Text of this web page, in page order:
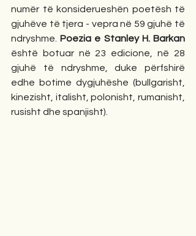
numër të konsiderueshën poetësh të
gjuhëve të tjera - vepra në 59 gjuhë të
ndryshme. Poezia e Stanley H. Barkan
është botuar në 23 edicione, në 28
gjuhë të ndryshme, duke përfshirë
edhe botime dygjuhëshe (bullgarisht,
kinezisht, italisht, polonisht, rumanisht,
rusisht dhe spanjisht).